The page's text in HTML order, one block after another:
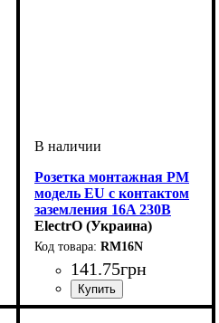
Розетка монтажная РМ
модель EU с контактом
заземления 16A 230В
DIN-рейку
ElectrO (Украина)
RM16N
141.75грн